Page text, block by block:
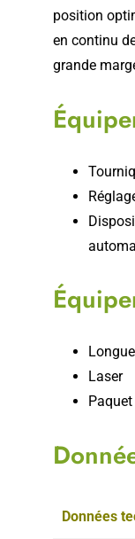
position
en continu
grande
Laser
Paquet
Données